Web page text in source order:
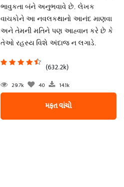
ભાવુકતા બંને અનુભવાવે છે. લેખક
વાચકોને આ નવલકથાનો આનંદ માણવા
અને તેમની મતિને પણ આહ્વાન કરે છે કે
તેઓ રહસ્ય વિશે અંદાજ ન લગાડે.
(632.2k)
29.7k 40 14.1k
મફત વાંચો